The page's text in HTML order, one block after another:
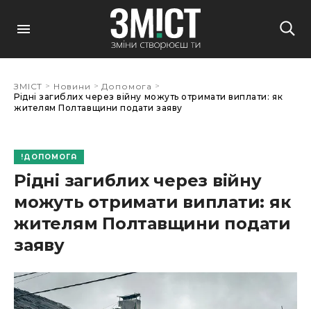
ЗМІСТ > Новини > Допомога >
Рідні загиблих через війну можуть отримати виплати: як
жителям Полтавщини подати заяву
ДОПОМОГА
Рідні загиблих через війну
можуть отримати виплати: як
жителям Полтавщини подати
заяву